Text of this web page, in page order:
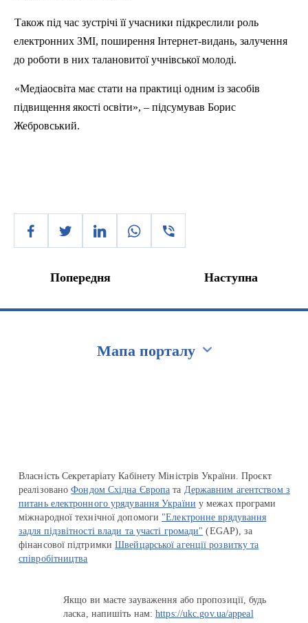
Також під час зустрічі її учасники підкреслили роль
електронних ЗМІ, поширення Інтернет-видань, залучення
до роботи в них талановитої учнівської молоді.
«Медіаосвіта має стати на практиці одним із засобів
підвищення якості освіти», – підсумував Борис
Жебровський.
Попередня Наступна
Мапа порталу
Власність Секретаріату Кабінету Міністрів України. Проєкт
реалізованоФондом Східна Європа та Державним агентством з
питань електронного урядування України у межах програми
міжнародної технічної допомоги "Електронне врядування
задля підзвітності влади та участі громади" (EGAP), за
фінансової підтримкиШвейцарської агенції розвитку та
співробітництва
Якщо ви маєте зауваження або пропозиції, будь
ласка, напишіть нам:https://ukc.gov.ua/appeal